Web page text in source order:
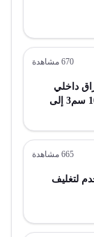
670 مشاهدة
داخلي
مكابس اشعال بالشرر سعة اسطوانات من 1000 سم3 إلى
665 مشاهدة
لتغليف